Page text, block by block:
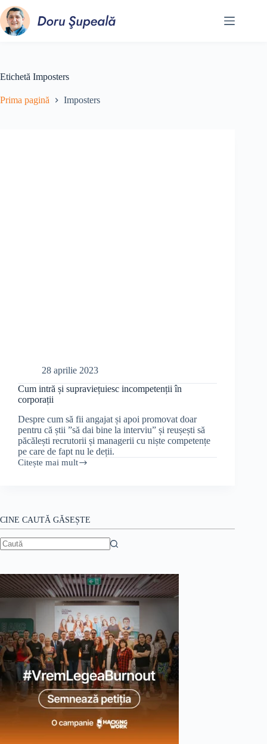
Sari
la
conținut
Etichetă Imposters
Prima pagină Imposters
28 aprilie 2023
Cum intră și supraviețuiesc incompetenții în
corporații
Despre cum să fii angajat și apoi promovat doar
pentru că știi ”să dai bine la interviu” și reușești să
păcălești recrutorii și managerii cu niște competențe
pe care de fapt nu le deții.
Citește mai mult
Cum
în
corporații
CINE CAUTĂ GĂSEȘTE